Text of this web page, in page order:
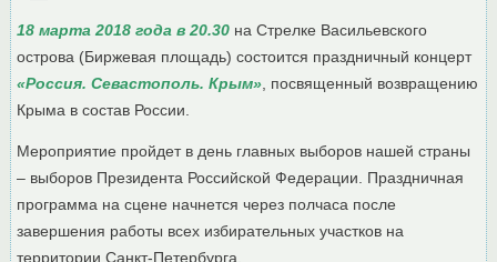
18 марта 2018 года в 20.30 на Стрелке Васильевского
острова (Биржевая площадь) состоится праздничный концерт
«Россия. Севастополь. Крым» , посвященный возвращению
Крыма в состав России.
Мероприятие пройдет в день главных выборов нашей страны
– выборов Президента Российской Федерации. Праздничная
программа на сцене начнется через полчаса после
завершения работы всех избирательных участков на
территории Санкт-Петербурга.